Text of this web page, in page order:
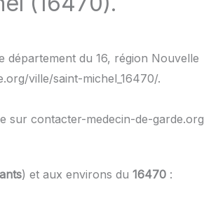
département du 16, région Nouvelle
ville/saint-michel_16470/.
sur contacter-medecin-de-garde.org
) et aux environs du 16470 :